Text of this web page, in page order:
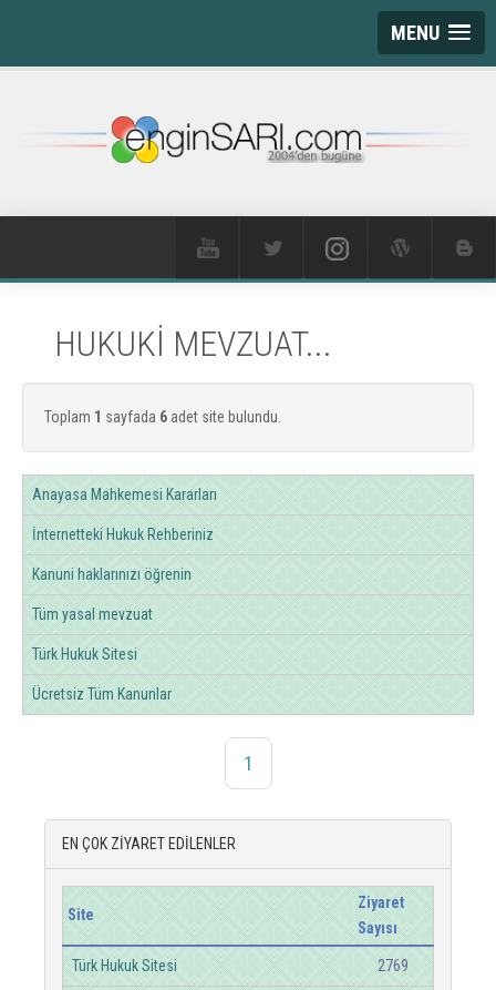
MENU
HUKUKİ MEVZUAT...
Toplam 1 sayfada 6 adet site bulundu.
Anayasa Mahkemesi Kararları
İnternetteki Hukuk Rehberiniz
Kanuni haklarınızı öğrenin
Tüm yasal mevzuat
Türk Hukuk Sitesi
Ücretsiz Tüm Kanunlar
1
EN ÇOK ZİYARET EDİLENLER
Site
Ziyaret
Sayısı
Türk Hukuk Sitesi 2769